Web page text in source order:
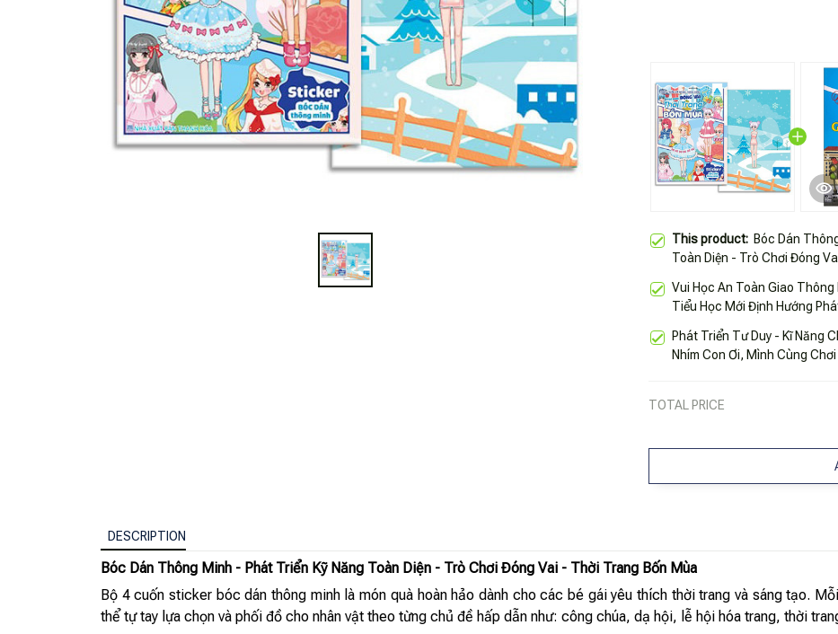
This product: Bóc Dán
Toàn Diện - Trò Chơi Đóng
Vui Học An Toàn Giao
Tiểu Học Mới Định Hướng
Phát Triển Tư Duy - Kĩ Năng
Nhím Con Ơi, Mình Cùng Chơi
TOTAL PRICE
DESCRIPTION
Bóc Dán Thông Minh - Phát Triển Kỹ Năng Toàn Diện - Trò Chơi Đóng Vai - Thời Trang Bốn Mùa
Bộ 4 cuốn sticker bóc dán thông minh là món quà hoàn hảo dành cho các bé gái yêu thích thời trang và sáng tạo.
thể tự tay lựa chọn và phối đồ cho nhân vật theo từng chủ đề hấp dẫn như: công chúa, dạ hội, lễ hội hóa trang, thời